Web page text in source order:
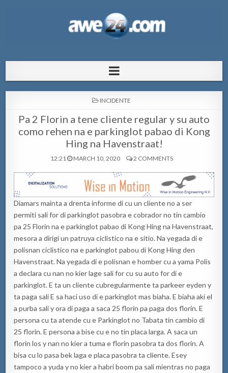
pa Aruba
POSTED
INCIDENTE
Pa 2 Florin a tene cliente regular y su auto
como rehen na e parkinglot pabao di Kong
Hing na Havenstraat!
12:21 MARCH 10, 2020 2 COMMENTS
Diamars mainta a drenta informe di cu un cliente no a ser
permiti sali for di parkinglot pasobra e cobrador no tin cambio
pa 25 Florin na e parkinglot pabao di Kong Hing na Havenstraat,
mesora a dirigi un patruya ciclistico na e sitio. Na yegada di e
polisnan ciclistico na e parkinglot pabou di Kong Hing den
Havenstraat. Na yegada di e polisnan e homber cu a yama Polis
a declara cu nan no kier lage sali for cu su auto for di e
parkinglot. E ta un cliente cubregularmente ta parkeer eyden y
ta paga sali E sa haci uso di e parkinglot mas biaha. E biaha aki el
a purba sali y ora di paga a saca 25 florin pa paga dos florin. E
persona cu ta atende cu e Parkinglot no Tabata tin cambio di
25 florin. E persona a bise cu e no tin placa larga. A saca un
florin los y nan no kier a tuma e florin pasobra ta dos florin. A
bisa cu lo pasa bek laga e placa pasobra ta cliente. Esey
tampoco a yuda y no kier a habri boom pa sali mientras no paga